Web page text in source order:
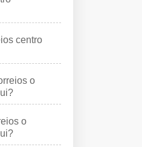
centro
o
o